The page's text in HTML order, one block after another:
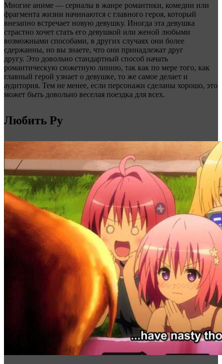
Многие аниме — сериалы в жанре романтики, комедии или
фрагмента жизни начинаются с главного героя, который
внезапно встречает новую девушку. Иногда эта девушка
страстно хочет стать его девушкой или женой любыми
возможными способами, в других случаях они более
сдержанны, но вы знаете, что они принадлежат друг
другу. Это довольно стандартный способ начать
романтическую сюжетную линию, так как по мере того, как
главный герой узнает о девушке, то же самое делает и
аудитория. Тем не менее, если персонажи сделаны хорошо, это
может быть довольно веселая поездка для всех.
Любить Ру